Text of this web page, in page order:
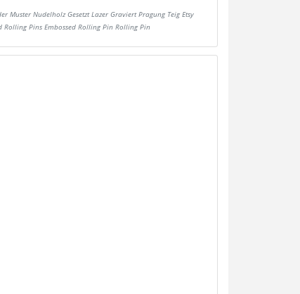
Muster Nudelholz Gesetzt Lazer Graviert Pragung Teig Etsy
Rolling Pins Embossed Rolling Pin Rolling Pin